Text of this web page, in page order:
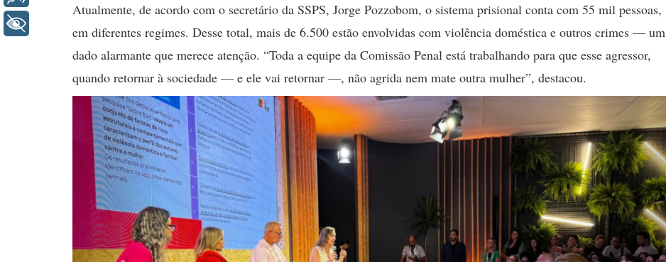
Atualmente, de acordo com o secretário da SSPS, Jorge Pozzobom, o sistema prisional conta com 55 mil pessoas,
em diferentes regimes. Desse total, mais de 6.500 estão envolvidas com violência doméstica e outros crimes — um
dado alarmante que merece atenção. “Toda a equipe da Comissão Penal está trabalhando para que esse agressor,
quando retornar à sociedade — e ele vai retornar —, não agrida nem mate outra mulher”, destacou.